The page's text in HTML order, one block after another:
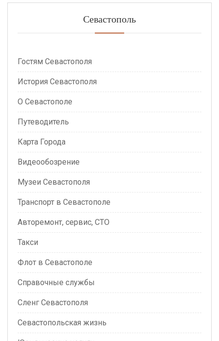
Севастополь
Гостям Севастополя
История Севастополя
О Севастополе
Путеводитель
Карта Города
Видеообозрение
Музеи Севастополя
Транспорт в Севастополе
Авторемонт, сервис, СТО
Такси
Флот в Севастополе
Справочные службы
Сленг Севастополя
Севастопольская жизнь